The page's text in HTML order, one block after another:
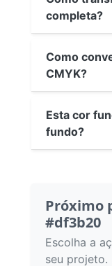
completa?
Como
CMYK?
Esta cor
fundo?
Próximo
#df3b20
Escolha a
seu projeto.